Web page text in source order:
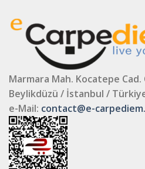
Marmara Mah. Kocatepe Cad.
Beylikdüzü / İstanbul /
e-Mail: contact@e-